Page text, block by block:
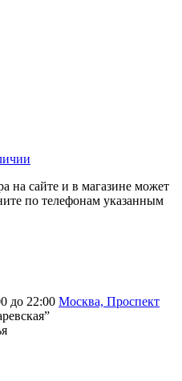
на сайте и в магазине может
по телефонам указанным
до 22:00 Москва, Проспект